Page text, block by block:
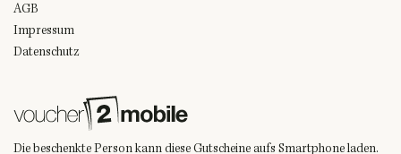
AGB
Impressum
Datenschutz
Die beschenkte Person kann diese Gutscheine aufs Smartphone laden.